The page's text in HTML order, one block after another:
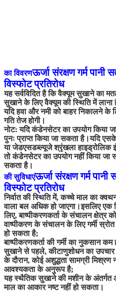
का विवरणऊर्जा संरक्षण गर्म
विस्फोट प्रतिरोध
यह सर्वविदित है कि वैक्यूम सुखाने का
सुखाने के लिए वैक्यूम की स्थिति में लाना
यदि हवा और नमी को बाहर निकालने के
गति तेज होगी।
नोट: यदि कंडेनसेटर का उपयोग किया
पुनः प्राप्त किया जा सकता है।यदि
या जेडएसडब्ल्यूजे श्रृंखला
तो कंडेनसेटर का उपयोग नहीं किया जा
सकता है।
की सुविधाएंऊर्जा संरक्षण गर्म
विस्फोट प्रतिरोध
निर्वात की स्थिति में, कच्चे माल का
वाला बल अधिक हो जाएगा।इसलिए एक
लिए, बाष्पीकरणकर्ता के संचालन क्षेत्र
वाष्पीकरण के संचालन के लिए गर्मी स्रोत
हो सकता है;
बाष्पीकरणकर्ता की गर्मी का नुकसान कम
सुखाने से पहले, कीटाणुशोधन का
के दौरान, कोई अशुद्धता सामग्री मिश्रण
आवश्यकता के अनुरूप है;
यह स्थैतिक सुखाने की मशीन के
माल का आकार नष्ट नहीं हो सकता।